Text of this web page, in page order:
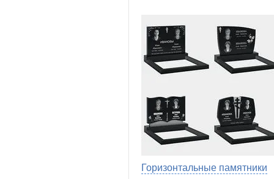
Горизонтальные памятники